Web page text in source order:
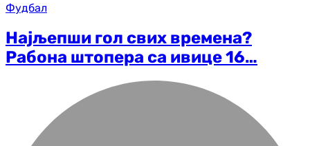
Фудбал
Најљепши гол свих времена?
Рабона штопера са ивице 16…